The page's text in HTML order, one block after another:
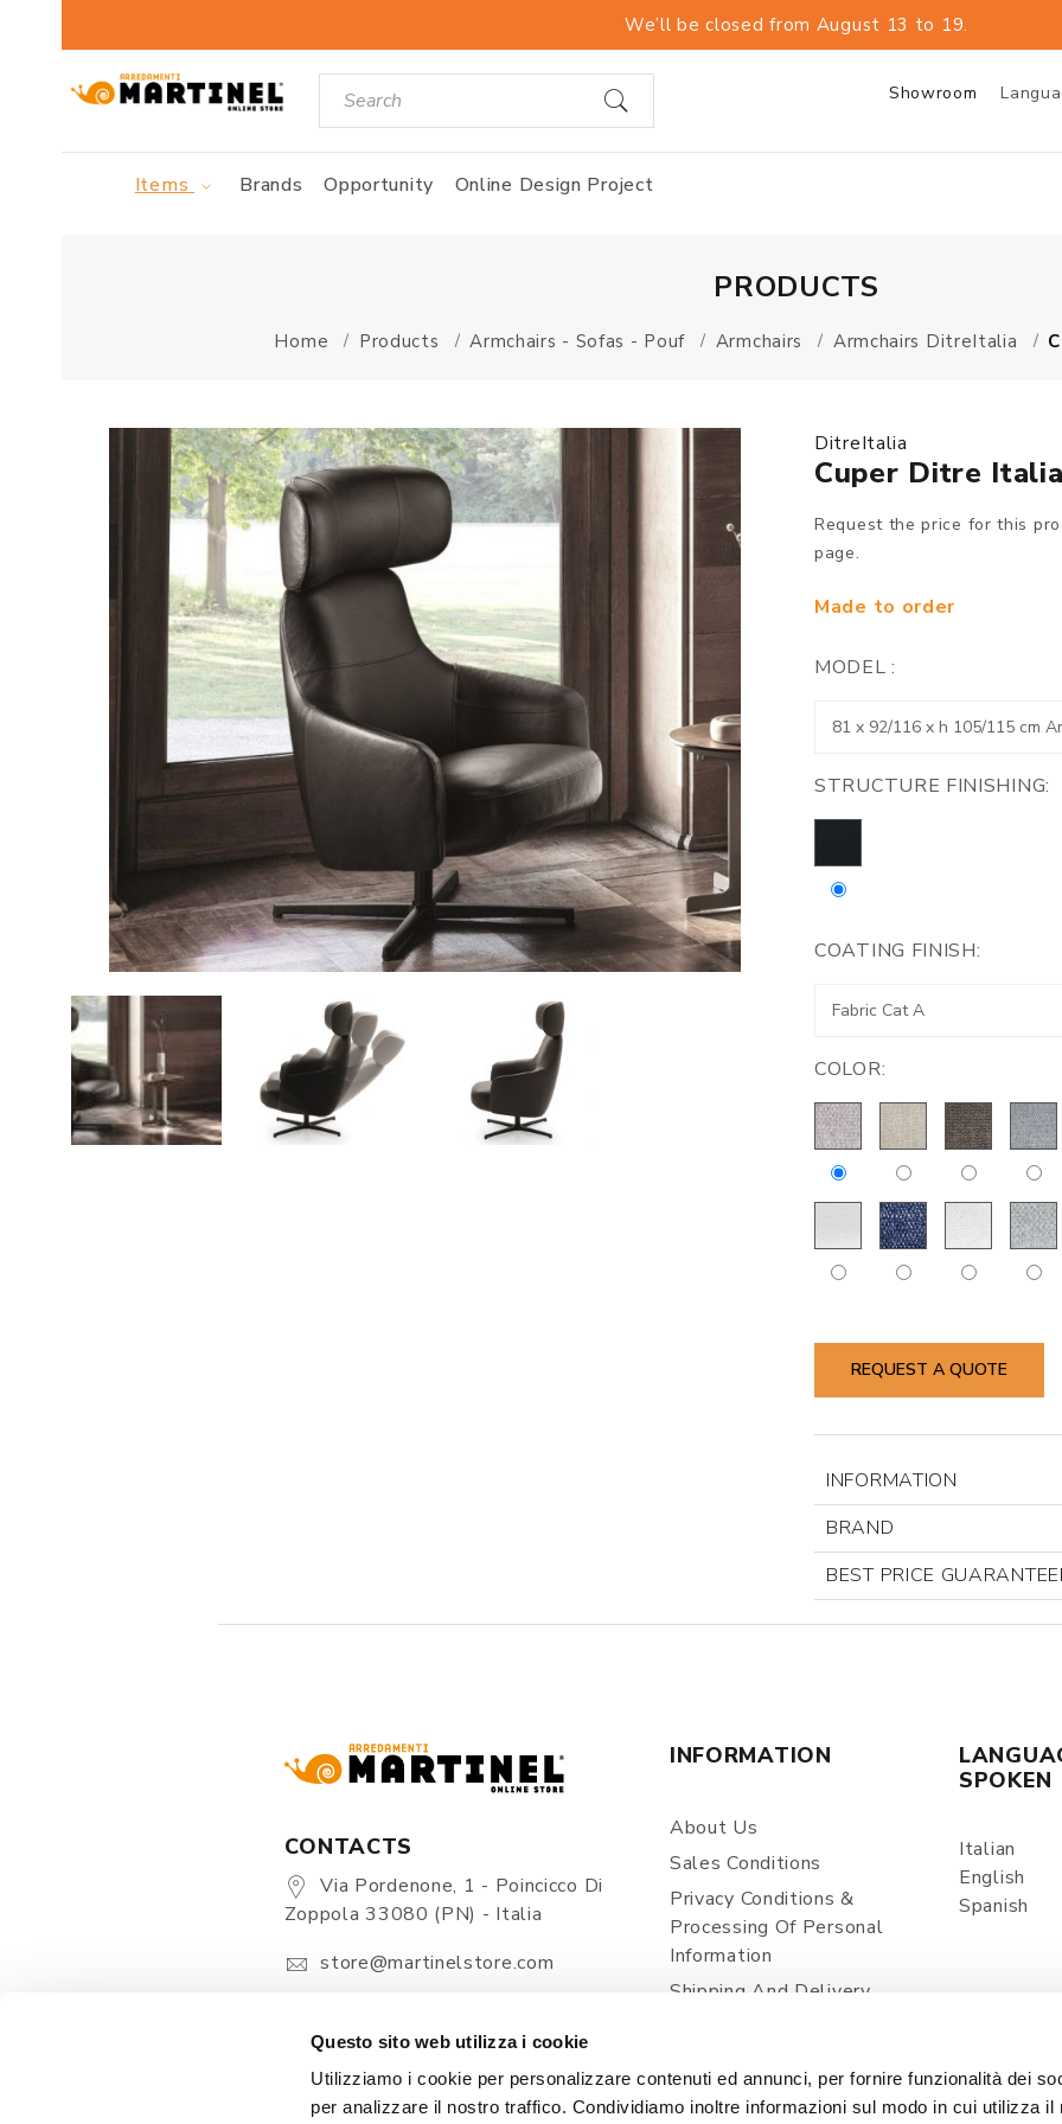
Questo sito web utilizza i cookie
Utilizziamo i cookie per personalizzare contenuti ed annunci, per fornire funzionalità dei
per analizzare il nostro traffico. Condividiamo inoltre informazioni sul modo in cui utilizza il
We’ll be closed from August 13 to 19.
Showroom
Items Brands Opportunity Online Design Project
PRODUCTS
Home Products Armchairs - Sofas - Pouf Armchairs Armchairs DitreItalia
DitreItalia
Cuper Ditre
Request the price for this
page.
Made to order
MODEL :
STRUCTURE FINISHING:
COATING FINISH:
COLOR:
REQUEST A QUOTE
INFORMATION
BRAND
BEST PRICE
CONTACTS
Via Pordenone, 1 - Poincicco Di
Zoppola 33080 (PN) - Italia
store@martinelstore.com
+39 376/2399891
INFORMATION
About Us
Sales Conditions
Privacy Conditions &
Processing Of Personal
Information
Shipping And Delivery
Cookie Policy
SPOKEN
Italian
English
Spanish